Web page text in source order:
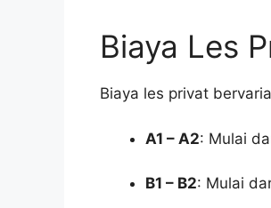
Biaya Les
Biaya les privat
A1 – A2: Mulai
B1 – B2: Mulai